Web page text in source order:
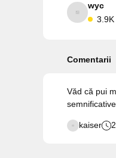
wyc
3.9K
Comentarii
Văd că pui
kaiser